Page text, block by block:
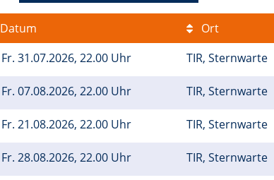
Datum Ort
Fr. 31.07.2026, 22.00 Uhr TIR, Sternwarte
Fr. 07.08.2026, 22.00 Uhr TIR, Sternwarte
Fr. 21.08.2026, 22.00 Uhr TIR, Sternwarte
Fr. 28.08.2026, 22.00 Uhr TIR, Sternwarte